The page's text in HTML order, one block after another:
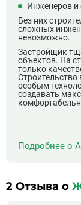
Инженеров и
Без них
сложных
невозможно.
Застройщик
объектов. На
только
особым
создавать
Подробнее о
2 Отзыва о